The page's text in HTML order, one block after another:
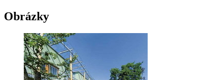
Obrázky